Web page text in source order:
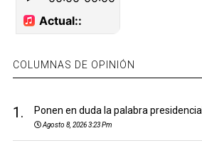
COLUMNAS DE OPINIÓN
1. Ponen en duda la palabra presidencial
Agosto 8, 2026 3:23 Pm